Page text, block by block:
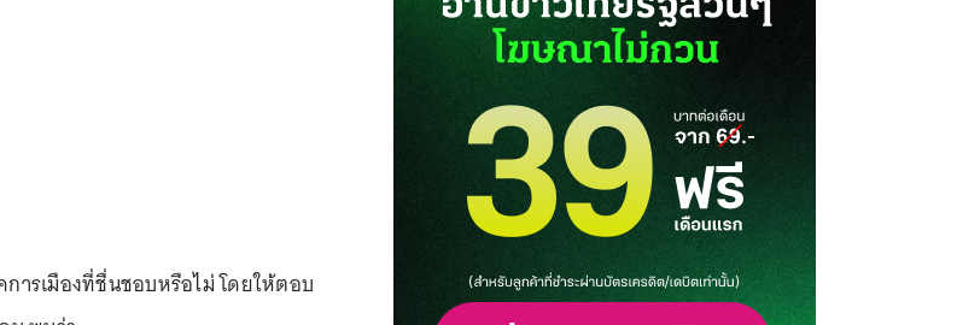
ารเมืองที่ชื่นชอบหรือไม่ โดยให้ตอบ